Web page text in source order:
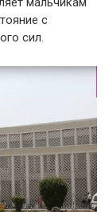
с
сил.